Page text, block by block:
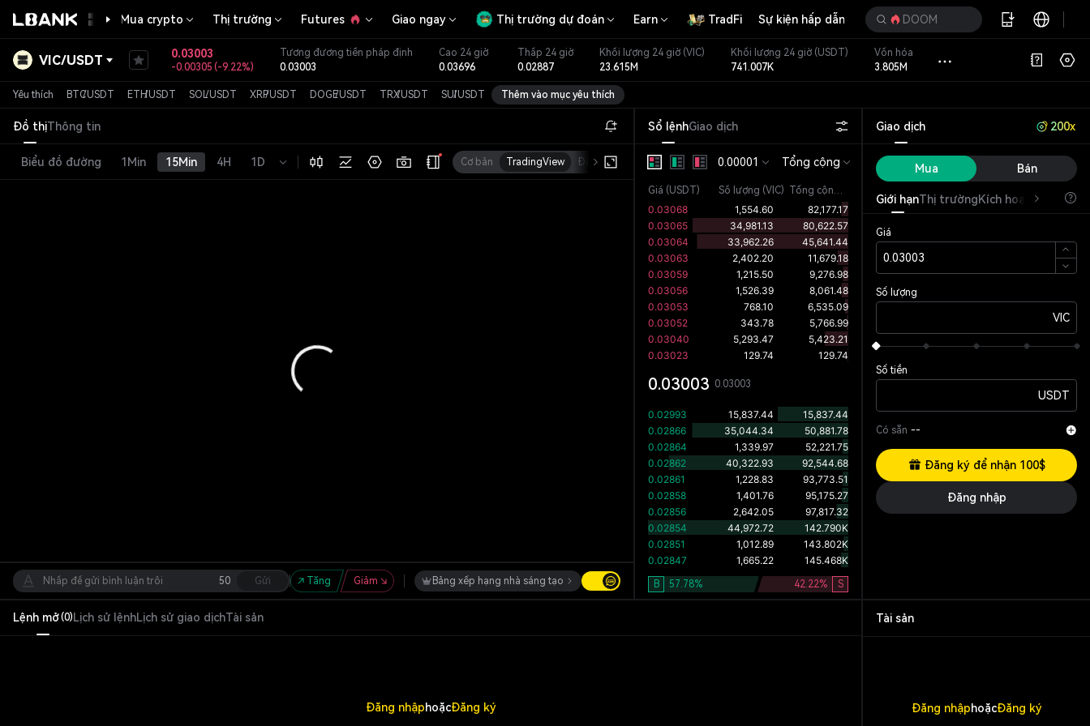
Mua crypto Thị trường Futures Giao ngay Thị trường dự đoán Earn TradFi Sự kiện hấp dẫn DOOM
VIC/USDT 0.03003
-0.00305 (-9.22%)
Tương đương tiền pháp định
0.03003
Cao 24 giờ
0.03696
Thấp 24 giờ
0.02887
Khối lượng 24 giờ (VIC)
23.615M
Khối lượng 24 giờ (USDT)
741.007K
Vốn hóa
3.805M
Thẻ token
Layer1&Layer2
Yêu thích BTC/USDT ETH/USDT SOL/USDT XRP/USDT DOGE/USDT TRX/USDT SUI/USDT Thêm vào mục yêu thích
Đồ thịThông tin
Biểu đồ đường 1Min 15Min 4H 1D Cơ bản TradingView Độ sâu Vốn hóa
50 Gửi Tăng Giảm Bảng xếp hạng nhà sáng tạo
Sổ lệnhGiao dịch
0.00001 Tổng cộng
Giá (USDT) Số lượng (VIC) Tổng cộng (VIC)
0.03003 0.03003
B 57.78% 42.22% S
Lệnh mở(0) Lịch sử lệnhLịch sử giao dịchTài sản
Đăng nhậphoặcĐăng ký
Giao dịch 200x
Mua Bán
Giới hạnThị trườngKích hoạt OCO
Giá
Số lượng
VIC
Số tiền
USDT
Có sẵn --
Đăng nhập
Đăng ký để nhận 100$
Tài sản
Đăng nhậphoặcĐăng ký